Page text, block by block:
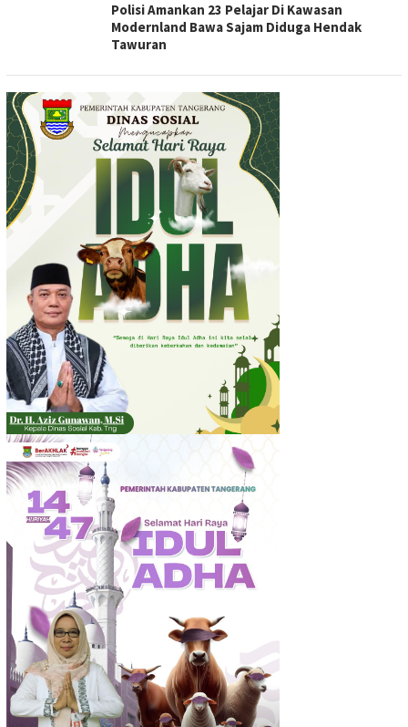
Polisi Amankan 23 Pelajar Di Kawasan
Modernland Bawa Sajam Diduga Hendak
Tawuran